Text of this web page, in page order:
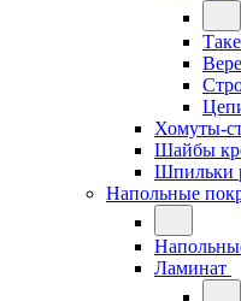
Хомуты-
Шайбы
Шпильки
Напольные
Ламинат